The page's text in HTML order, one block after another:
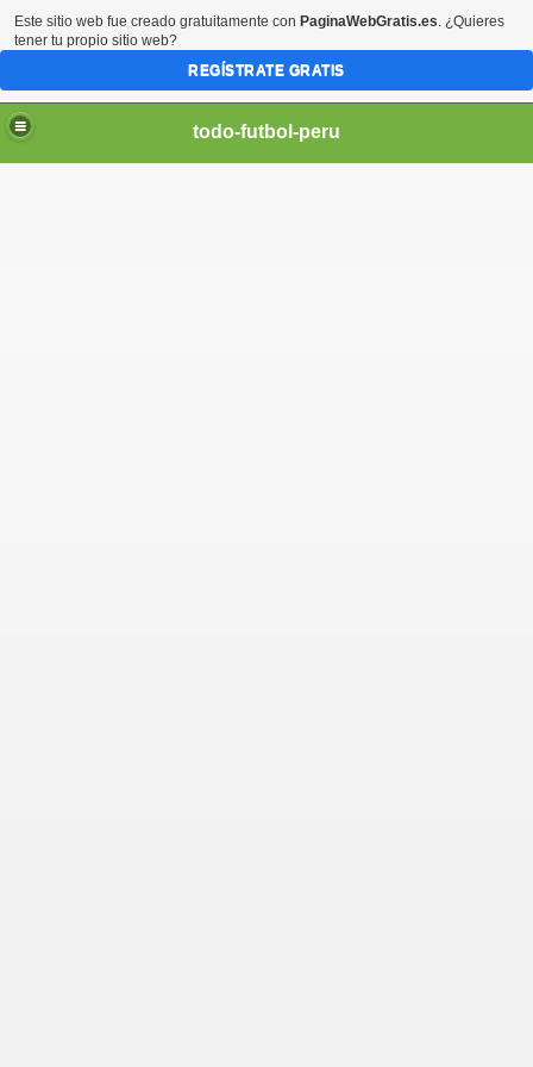
todo-futbol-peru
Este sitio web fue creado gratuitamente con PaginaWebGratis.es. ¿Quieres
tener tu propio sitio web?
REGÍSTRATE GRATIS